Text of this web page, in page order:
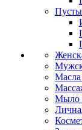
Масла
Мыло